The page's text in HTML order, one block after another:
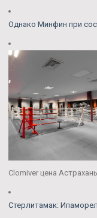
Однако Минфин при
Clomiver цена Астрахань
Стерлитамак: